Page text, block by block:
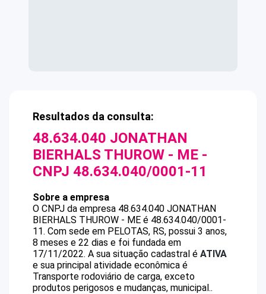
Resultados da consulta:
48.634.040 JONATHAN
BIERHALS THUROW - ME -
CNPJ 48.634.040/0001-11
Sobre a empresa
O CNPJ da empresa 48.634.040 JONATHAN
BIERHALS THUROW - ME é 48.634.040/0001-
11. Com sede em PELOTAS, RS, possui 3 anos,
8 meses e 22 dias e foi fundada em
17/11/2022. A sua situação cadastral é ATIVA
e sua principal atividade econômica é
Transporte rodoviário de carga, exceto
produtos perigosos e mudanças, municipal..